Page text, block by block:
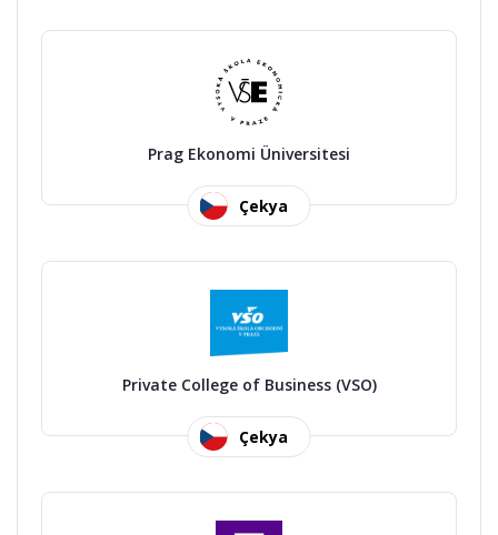
Prag Ekonomi Üniversitesi
Çekya
Private College of Business (VSO)
Çekya